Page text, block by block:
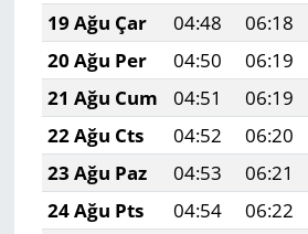
19 Ağu Çar
04:48 06:18
20 Ağu Per
04:50 06:19
21 Ağu Cum
04:51 06:19
22 Ağu Cts
04:52 06:20
23 Ağu Paz
04:53 06:21
24 Ağu Pts
04:54 06:22